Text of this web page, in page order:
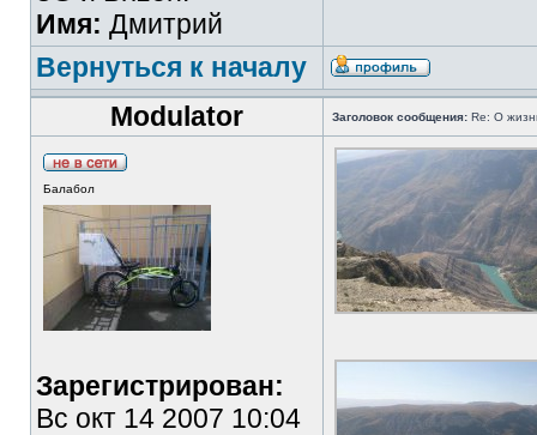
Имя: Дмитрий
Вернуться к началу
Modulator
Заголовок сообщения: Re: О
Балабол
Зарегистрирован:
Вс окт 14 2007 10:04